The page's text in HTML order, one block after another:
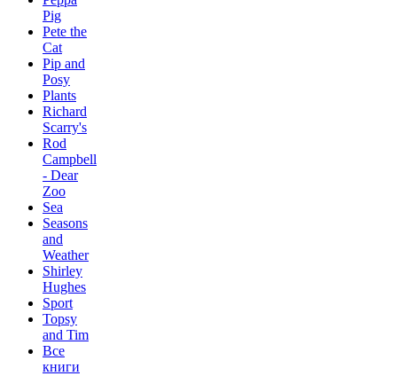
Pig
Pete the
Сat
Pip and
Posy
Plants
Richard
Scarry's
Rod
Campbell
- Dear
Zoo
Sea
Seasons
and
Weather
Shirley
Hughes
Sport
Topsy
and Tim
Все
книги